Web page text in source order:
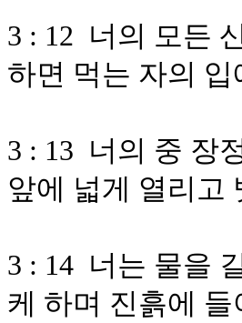
3 : 12 너의 모든
하면 먹는 자의
3 : 13 너의 중 장
앞에 넓게 열리고
3 : 14 너는 물을
케 하며 진흙에